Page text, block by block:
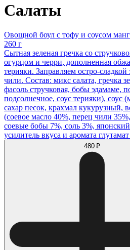
Салаты
Овощной боул с тофу и соусом
260 г
Сытная зеленая гречка со
огурцом и черри, дополненная
терияки. Заправляем остро-сладкой
чили. Состав: микс салата, гречка
фасоль стручковая, бобы эдамаме,
подсолнечное, соус терияки), соус
сахар песок, крахмал кукурузный,
(соевое масло 40%, перец чили
соевые бобы 7%, соль 3%,
усилитель вкуса и аромата
480 ₽